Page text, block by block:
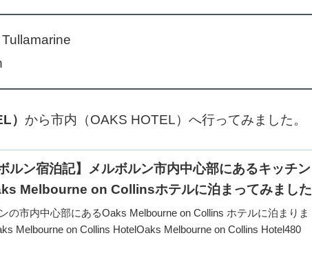
） から市内（OAKS HOTEL）へ行ってみました。
ルン宿泊記】メルボルン市内中心部にあるキッチン
Melbourne on Collinsホテルに泊まってみました
の市内中心部にあるOaks Melbourne on Collins ホテルに泊まりま
Melbourne on Collins HotelOaks Melbourne on Collins Hotel480